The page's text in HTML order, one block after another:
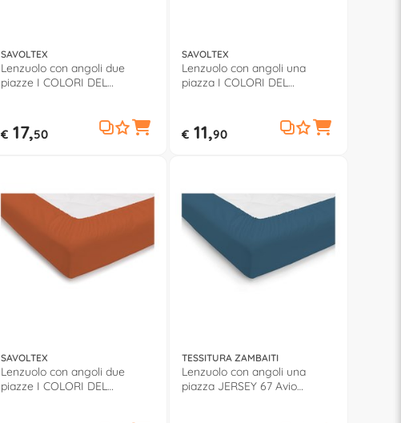
SAVOLTEX
Lenzuolo con angoli due
piazze I COLORI DEL
€17,50
SAVOLTEX
Lenzuolo con angoli una
piazza I COLORI DEL
€11,90
SAVOLTEX
Lenzuolo con angoli due
piazze I COLORI DEL
TESSITURA ZAMBAITI
Lenzuolo con angoli una
piazza JERSEY 67 Avio